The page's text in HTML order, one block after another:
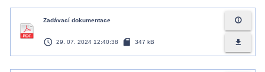
Zadávací dokumentace
access_time 29. 07. 2024 12:40:38 sd_card 347 kB
info_outline
file_download